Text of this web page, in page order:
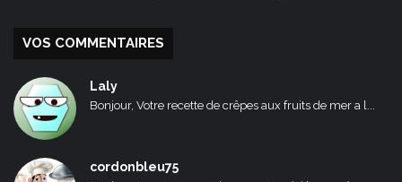
VOS COMMENTAIRES
Laly
Bonjour, Votre recette de crêpes aux fruits de mer a l...
cordonbleu75